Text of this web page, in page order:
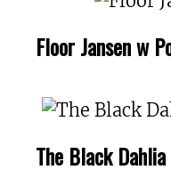
Floor Jansen w
The Black